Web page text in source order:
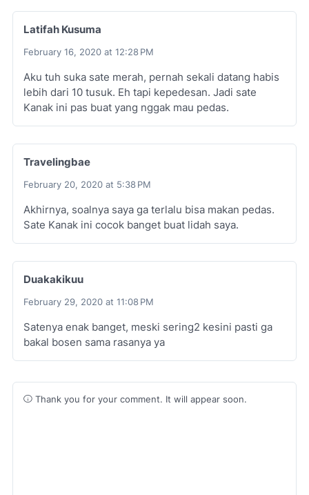
Latifah Kusuma
February 16, 2020 at 12:28 PM
Aku tuh suka sate merah, pernah sekali datang habis
lebih dari 10 tusuk. Eh tapi kepedesan. Jadi sate
Kanak ini pas buat yang nggak mau pedas.
Travelingbae
February 20, 2020 at 5:38 PM
Akhirnya, soalnya saya ga terlalu bisa makan pedas.
Sate Kanak ini cocok banget buat lidah saya.
Duakakikuu
February 29, 2020 at 11:08 PM
Satenya enak banget, meski sering2 kesini pasti ga
bakal bosen sama rasanya ya
Thank you for your comment. It will appear soon.